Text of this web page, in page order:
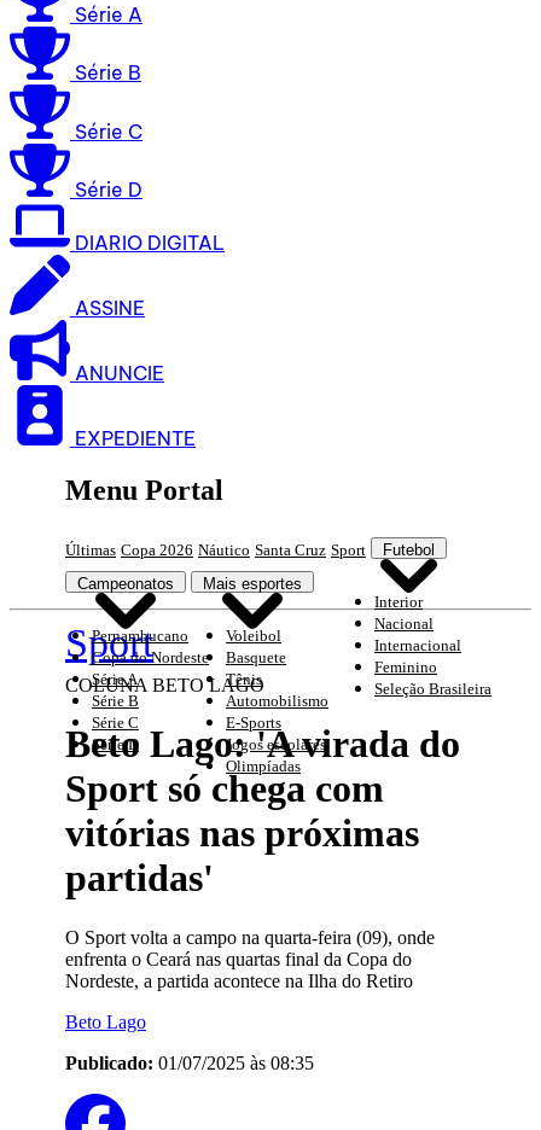
Série A
Série B
Série C
Série D
DIARIO DIGITAL
ASSINE
ANUNCIE
EXPEDIENTE
Menu Portal
Últimas Copa 2026 Náutico Santa Cruz Sport Futebol
Interior
Nacional
Internacional
Feminino
Seleção Brasileira
Campeonatos
Pernambucano
Copa do Nordeste
Série A
Série B
Série C
Série D
Mais esportes
Voleibol
Basquete
Tênis
Automobilismo
E-Sports
Jogos escolares
Olimpíadas
Sport
COLUNA BETO LAGO
Beto Lago: 'A virada do
Sport só chega com
vitórias nas próximas
partidas'
O Sport volta a campo na quarta-feira (09), onde
enfrenta o Ceará nas quartas final da Copa do
Nordeste, a partida acontece na Ilha do Retiro
Beto Lago
Publicado: 01/07/2025 às 08:35